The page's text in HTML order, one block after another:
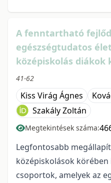
A fenntartható
egészségtudatos
középiskolás diákok
41-62
Kiss Virág Ágnes
Szakály Zoltán
Megtekintések száma:
Legfontosabb
középiskolások
csoportok, amelyek az